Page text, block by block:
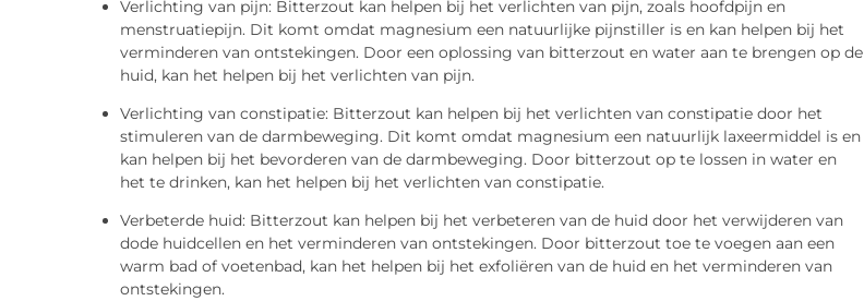
Verlichting van pijn: Bitterzout kan helpen bij het verlichten van pijn, zoals hoofdpijn en
menstruatiepijn. Dit komt omdat magnesium een natuurlijke pijnstiller is en kan helpen bij het
verminderen van ontstekingen. Door een oplossing van bitterzout en water aan te brengen op de
huid, kan het helpen bij het verlichten van pijn.
Verlichting van constipatie: Bitterzout kan helpen bij het verlichten van constipatie door het
stimuleren van de darmbeweging. Dit komt omdat magnesium een natuurlijk laxeermiddel is en
kan helpen bij het bevorderen van de darmbeweging. Door bitterzout op te lossen in water en
het te drinken, kan het helpen bij het verlichten van constipatie.
Verbeterde huid: Bitterzout kan helpen bij het verbeteren van de huid door het verwijderen van
dode huidcellen en het verminderen van ontstekingen. Door bitterzout toe te voegen aan een
warm bad of voetenbad, kan het helpen bij het exfoliëren van de huid en het verminderen van
ontstekingen.